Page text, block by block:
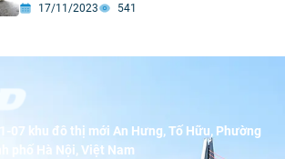
17/11/2023 541
07 khu đô thị mới An Hưng, Tố Hữu, Phường
phố Hà Nội, Việt Nam